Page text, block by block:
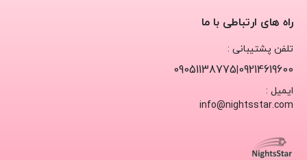
راه های ارتباطی با ما
تلفن پشتیبانی :
09214619600
|
09051138775
ایمیل :
info@nightsstar.com